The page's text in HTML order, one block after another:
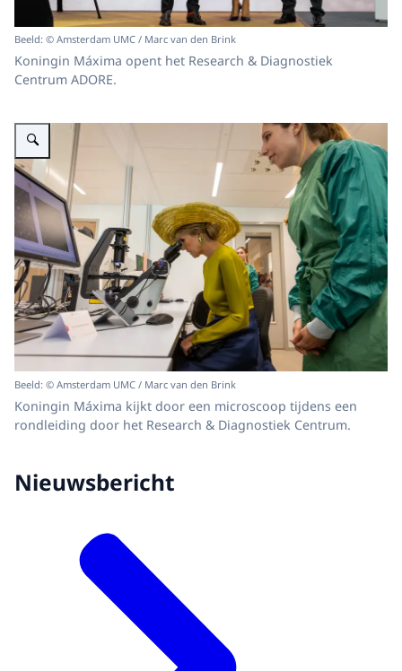
Beeld: © Amsterdam UMC / Marc van den Brink
Koningin Máxima opent het Research & Diagnostiek
Centrum ADORE.
Vergroot afbeelding Koningin Máxima opent onderzoekscentrum ADORE
Beeld: © Amsterdam UMC / Marc van den Brink
Koningin Máxima kijkt door een microscoop tijdens een
rondleiding door het Research & Diagnostiek Centrum.
Nieuwsbericht